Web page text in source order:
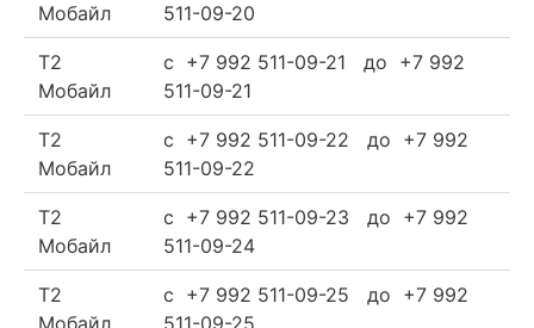
Мобайл
511-09-20
Т2
Мобайл
c +7 992 511-09-21 до +7 992
511-09-21
Т2
Мобайл
c +7 992 511-09-22 до +7 992
511-09-22
Т2
Мобайл
c +7 992 511-09-23 до +7 992
511-09-24
Т2
c +7 992 511-09-25 до +7 992